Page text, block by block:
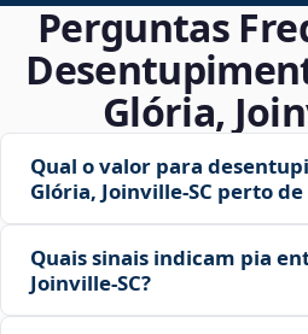
Perguntas
Glória,
Qual o valor para
Glória, Joinville‑SC perto
Quais sinais indicam pia
Joinville‑SC?